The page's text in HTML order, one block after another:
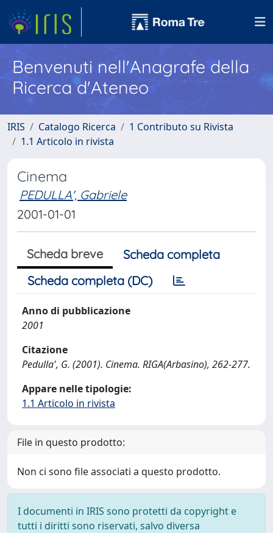
Benvenuti nell'Anagrafe della
Ricerca d'Ateneo
IRIS Catalogo Ricerca
1 Contributo su Rivista
1.1 Articolo in rivista
Cinema
PEDULLA', Gabriele
2001-01-01
Scheda breve
Scheda completa
Scheda completa (DC)
Anno di pubblicazione
2001
Citazione
Pedulla', G. (2001). Cinema. RIGA(Arbasino), 262-277.
Appare nelle tipologie:
1.1 Articolo in rivista
File in questo prodotto:
Non ci sono file associati a questo prodotto.
I documenti in IRIS sono protetti da copyright e
tutti i diritti sono riservati, salvo diversa